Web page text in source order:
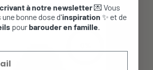
149,95 € 59,98 €
à notre newsletter💌 Vous
bonne dose d'inspiration ✨ et de
pourbarouder en famille.